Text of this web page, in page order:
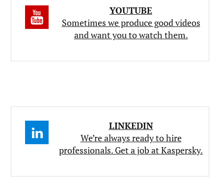
YOUTUBE
Sometimes we produce good videos
and want you to watch them.
LINKEDIN
We’re always ready to hire
professionals. Get a job at Kaspersky.